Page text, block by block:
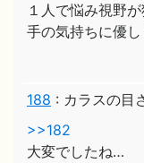
１人で悩み視野
手の気持ちに優し
188 : カラスの目
>>182
大変でしたね…